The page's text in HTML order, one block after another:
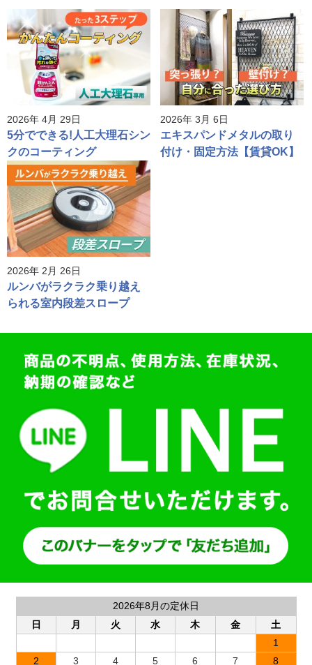
2026年 4月 29日
5分でできる!人工大理石シン
クのコーティング
2026年 3月 6日
エキスパンドメタルの取り
付け・固定方法【賃貸OK】
2026年 2月 26日
ルンバがラクラク乗り越え
られる室内段差スロープ
2026年8月の定休日
日
月 火 水 木 金
土
1
2
3 4 5 6 7
8